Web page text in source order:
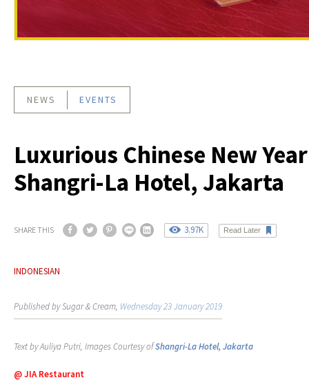
NEWS EVENTS
Luxurious Chinese New
Shangri-La Hotel, Jakarta
SHARE THIS 3.97K Read Later
INDONESIAN
Published by Sugar & Cream, Wednesday 23 January 2019
Text by Auliya Putri, Images Courtesy ofShangri-La Hotel, Jakarta
@ JIA Restaurant